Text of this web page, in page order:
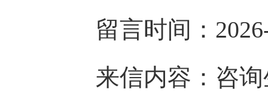
留言时间：
来信内容：咨询